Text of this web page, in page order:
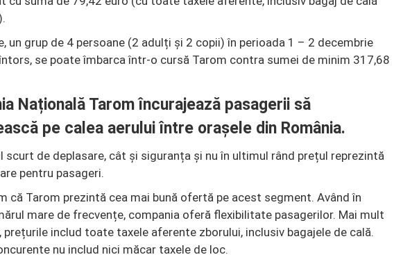
un grup de 4 persoane (2 adulți și 2 copii) în perioada 1 – 2 decembrie
se poate îmbarca într-o cursă Tarom contra sumei de minim 317,68
Națională Tarom încurajează pasagerii să
pe calea aerului între orașele din România.
de deplasare, cât și siguranța și nu în ultimul rând prețul reprezintă
pentru pasageri.
că Tarom prezintă cea mai bună ofertă pe acest segment. Având în
mare de frecvențe, compania oferă flexibilitate pasagerilor. Mai mult
includ toate taxele aferente zborului, inclusiv bagajele de cală.
nu includ nici măcar taxele de loc.